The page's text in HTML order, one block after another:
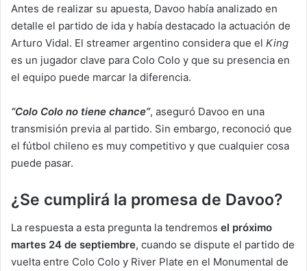
Antes de realizar su apuesta, Davoo había analizado en
detalle el partido de ida y había destacado la actuación de
Arturo Vidal. El streamer argentino considera que el King
es un jugador clave para Colo Colo y que su presencia en
el equipo puede marcar la diferencia.
“Colo Colo no tiene chance”, aseguró Davoo en una
transmisión previa al partido. Sin embargo, reconoció que
el fútbol chileno es muy competitivo y que cualquier cosa
puede pasar.
¿Se cumplirá la promesa de Davoo?
La respuesta a esta pregunta la tendremos el próximo
martes 24 de septiembre, cuando se dispute el partido de
vuelta entre Colo Colo y River Plate en el Monumental de